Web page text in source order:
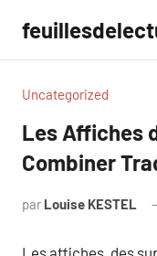
contenu
Uncategorized
Les Affiches
Combiner
par Louise KESTEL
Les affiches, des